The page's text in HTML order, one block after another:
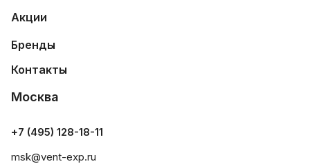
Акции
Бренды
Контакты
Москва
+7 (495) 128-18-11
msk@vent-exp.ru